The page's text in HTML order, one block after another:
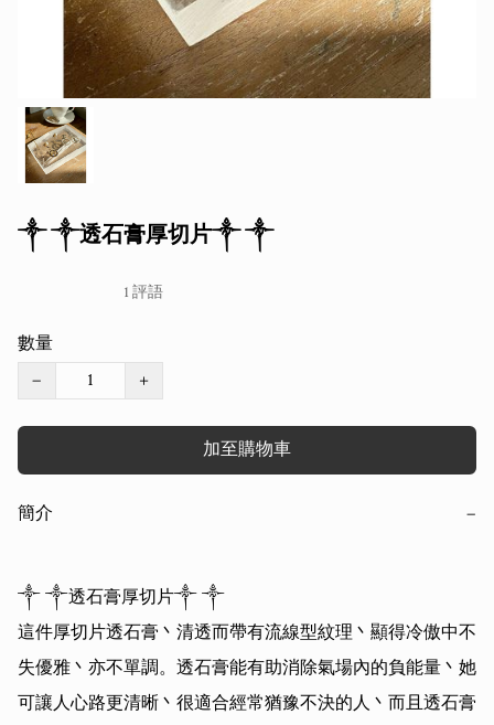
༒ ༒透石膏厚切片༒ ༒
1 評語
數量
−
+
加至購物車
簡介 −
༒ ༒透石膏厚切片༒ ༒
這件厚切片透石膏丶清透而帶有流線型紋理丶顯得冷傲中不
失優雅丶亦不單調。透石膏能有助消除氣場內的負能量丶她
可讓人心路更清晰丶很適合經常猶豫不決的人丶而且透石膏